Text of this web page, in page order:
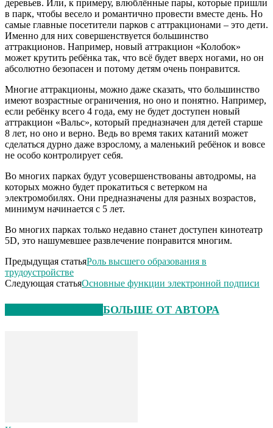
деревьев. Или, к примеру, влюблённые пары, которые пришли
в парк, чтобы весело и романтично провести вместе день. Но
самые главные посетители парков с аттракционами – это дети.
Именно для них совершенствуется большинство
аттракционов. Например, новый аттракцион «Колобок»
может крутить ребёнка так, что всё будет вверх ногами, но он
абсолютно безопасен и потому детям очень понравится.
Многие аттракционы, можно даже сказать, что большинство
имеют возрастные ограничения, но оно и понятно. Например,
если ребёнку всего 4 года, ему не будет доступен новый
аттракцион «Вальс», который предназначен для детей старше
8 лет, но оно и верно. Ведь во время таких катаний может
сделаться дурно даже взрослому, а маленький ребёнок и вовсе
не особо контролирует себя.
Во многих парках будут усовершенствованы автодромы, на
которых можно будет прокатиться с ветерком на
электромобилях. Они предназначены для разных возрастов,
минимум начинается с 5 лет.
Во многих парках только недавно станет доступен кинотеатр
5D, это нашумевшее развлечение понравится многим.
Предыдущая статьяРоль высшего образования в
трудоустройстве
Следующая статьяОсновные функции электронной подписи
БОЛЬШЕ ОТ АВТОРА